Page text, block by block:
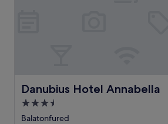
Danubius Hotel Annabella
Danubius Hotel Annabella
Hébergement
3.5 étoiles
Balatonfured